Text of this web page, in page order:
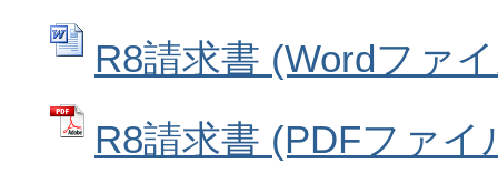
R8請求書 (Wordファ
R8請求書 (PDFファイ